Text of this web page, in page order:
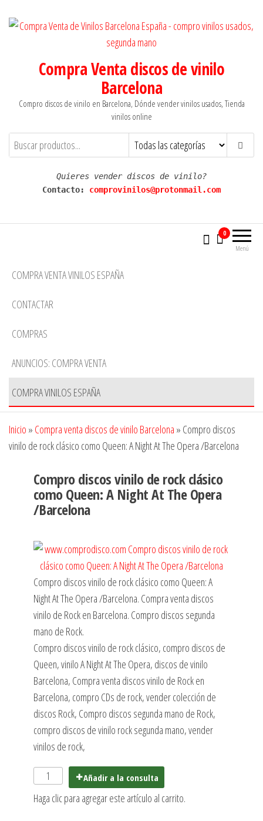
Compra Venta discos de vinilo
Barcelona
Compro discos de vinilo en Barcelona, Dónde vender vinilos usados, Tienda
vinilos online
Quieres vender discos de vinilo?
Contacto: comprovinilos@protonmail.com
Menú
0
COMPRA VENTA VINILOS ESPAÑA
CONTACTAR
COMPRAS
ANUNCIOS: COMPRA VENTA
COMPRA VINILOS ESPAÑA
Inicio » Compra venta discos de vinilo Barcelona » Compro discos
vinilo de rock clásico como Queen: A Night At The Opera /Barcelona
Compro discos vinilo de rock clásico
como Queen: A Night At The Opera
/Barcelona
Compro discos vinilo de rock clásico como Queen: A
Night At The Opera /Barcelona. Compra venta discos
vinilo de Rock en Barcelona. Compro discos segunda
mano de Rock.
Compro discos vinilo de rock clásico, compro discos de
Queen, vinilo A Night At The Opera, discos de vinilo
Barcelona, Compra venta discos vinilo de Rock en
Barcelona, compro CDs de rock, vender colección de
discos Rock, Compro discos segunda mano de Rock,
compro discos de vinilo rock segunda mano, vender
vinilos de rock,
Añadir a la consulta
Haga clic para agregar este artículo al carrito.